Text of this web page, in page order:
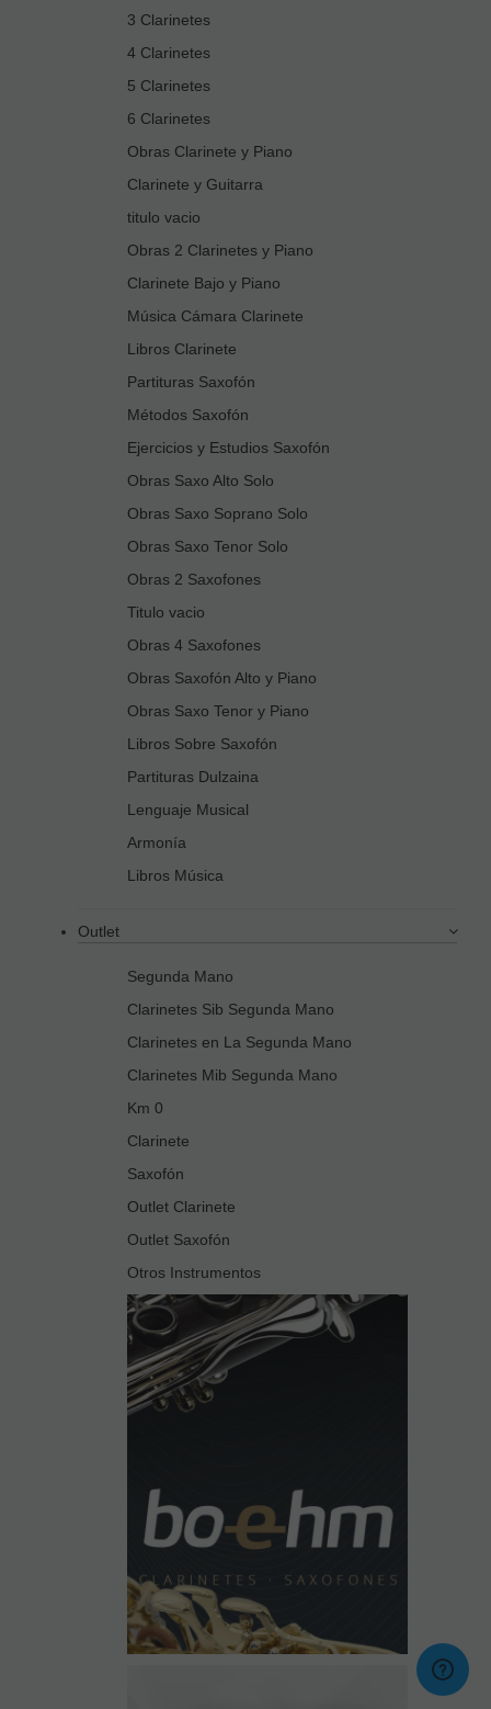
3 Clarinetes
4 Clarinetes
5 Clarinetes
6 Clarinetes
Obras Clarinete y Piano
Clarinete y Guitarra
titulo vacio
Obras 2 Clarinetes y Piano
Clarinete Bajo y Piano
Música Cámara Clarinete
Libros Clarinete
Partituras Saxofón
Métodos Saxofón
Ejercicios y Estudios Saxofón
Obras Saxo Alto Solo
Obras Saxo Soprano Solo
Obras Saxo Tenor Solo
Obras 2 Saxofones
Titulo vacio
Obras 4 Saxofones
Obras Saxofón Alto y Piano
Obras Saxo Tenor y Piano
Libros Sobre Saxofón
Partituras Dulzaina
Lenguaje Musical
Armonía
Libros Música
Outlet
Segunda Mano
Clarinetes Sib Segunda Mano
Clarinetes en La Segunda Mano
Clarinetes Mib Segunda Mano
Km 0
Clarinete
Saxofón
Outlet Clarinete
Outlet Saxofón
Otros Instrumentos